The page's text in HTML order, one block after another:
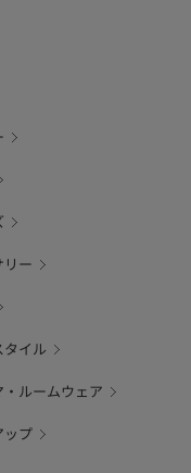
リー
タイル
・ルームウェア
ップ